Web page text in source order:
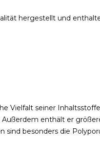
hergestellt und
Vielfalt seiner
enthält er
besonders die